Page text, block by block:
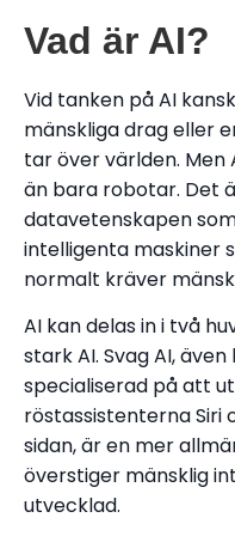
Vad är AI?
Vid tanken på AI
mänskliga drag eller
tar över världen.
än bara robotar. Det
datavetenskapen
intelligenta maskiner
normalt kräver
AI kan delas in i två
stark AI. Svag AI,
specialiserad på att
röstassistenterna Siri
sidan, är en mer
överstiger mänsklig
utvecklad.